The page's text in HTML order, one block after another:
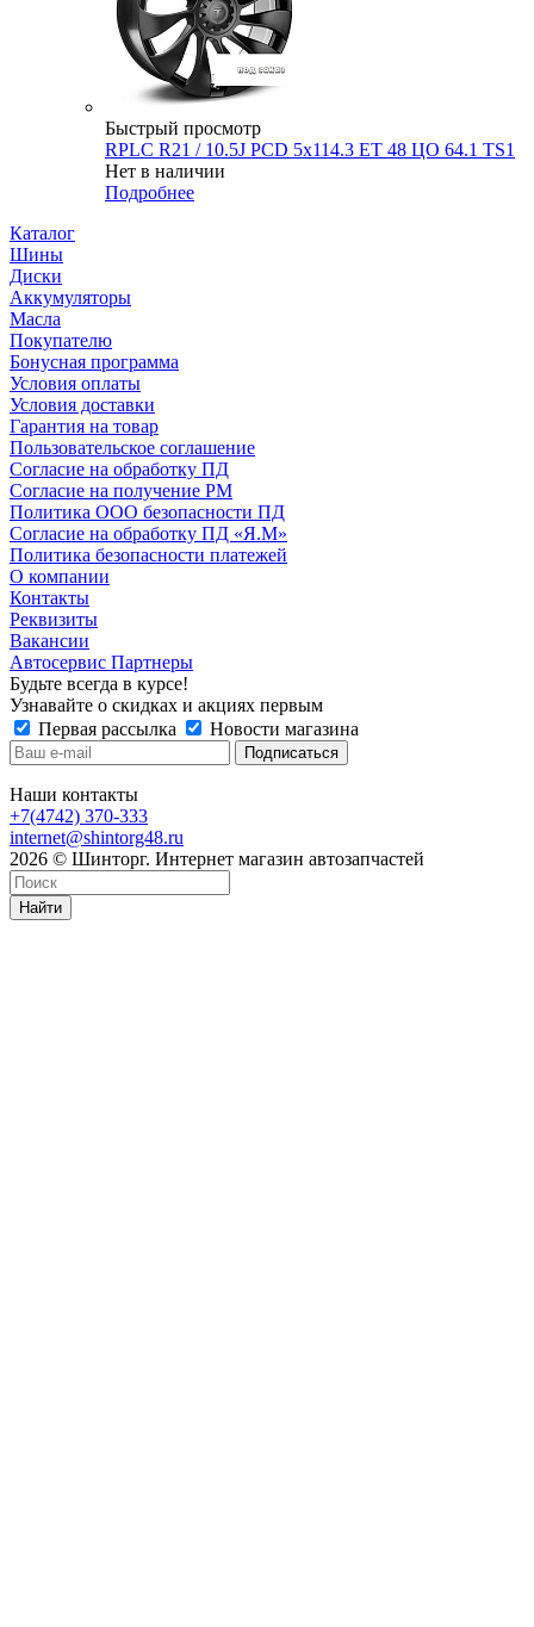
Быстрый просмотр
RPLC R21 / 10.5J PCD 5x114.3 ЕТ 48 ЦО 64.1 TS1
Нет в наличии
Подробнее
Каталог
Шины
Диски
Аккумуляторы
Масла
Покупателю
Бонусная программа
Условия оплаты
Условия доставки
Гарантия на товар
Пользовательское соглашение
Согласие на обработку ПД
Согласие на получение РМ
Политика ООО безопасности ПД
Согласие на обработку ПД «Я.М»
Политика безопасности платежей
О компании
Контакты
Реквизиты
Вакансии
Автосервис Партнеры
Будьте всегда в курсе!
Узнавайте о скидках и акциях первым
Первая рассылка
Новости магазина
Наши контакты
+7(4742) 370-333
internet@shintorg48.ru
2026 © Шинторг. Интернет магазин автозапчастей
Найти